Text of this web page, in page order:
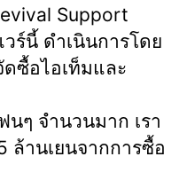
Support
ร์นี้ ดำเนินการโดย
ซื้อไอเท็มและ
ๆ จำนวนมาก เรา
ล้านเยนจากการซื้อ